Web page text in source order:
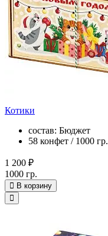
Котики
состав: Бюджет
58 конфет / 1000 гр.
1 200 ₽
1000 гр.
В корзину